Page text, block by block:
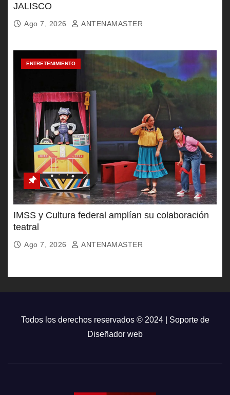
JALISCO
Ago 7, 2026 ANTENAMASTER
ENTRETENIMIENTO
IMSS y Cultura federal amplían su colaboración
teatral
Ago 7, 2026 ANTENAMASTER
Todos los derechos reservados © 2024 | Soporte de
Diseñador web